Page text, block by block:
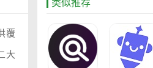
覆
大
类似推荐